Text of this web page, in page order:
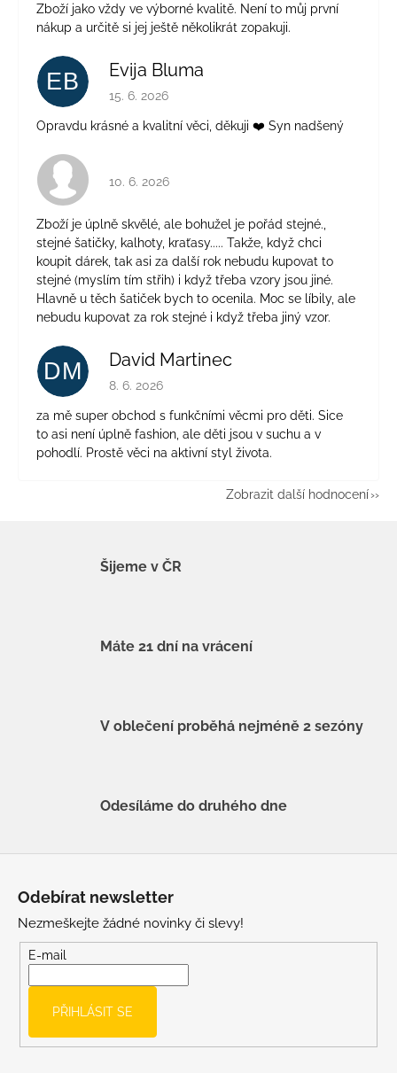
Zboží jako vždy ve výborné kvalitě. Není to můj první
nákup a určitě si jej ještě několikrát zopakuji.
EB Evija Bluma
Hodnocení obchodu je 5 z 5 hvězdiček.
15. 6. 2026
Opravdu krásné a kvalitní věci, děkuji ❤️ Syn nadšený
Hodnocení obchodu je 4 z 5 hvězdiček.
10. 6. 2026
Zboží je úplně skvělé, ale bohužel je pořád stejné.,
stejné šatičky, kalhoty, kraťasy..... Takže, když chci
koupit dárek, tak asi za další rok nebudu kupovat to
stejné (myslím tím střih) i když třeba vzory jsou jiné.
Hlavně u těch šatiček bych to ocenila. Moc se líbily, ale
nebudu kupovat za rok stejné i když třeba jiný vzor.
DM David Martinec
Hodnocení obchodu je 5 z 5 hvězdiček.
8. 6. 2026
za mě super obchod s funkčními věcmi pro děti. Sice
to asi není úplně fashion, ale děti jsou v suchu a v
pohodlí. Prostě věci na aktivní styl života.
Zobrazit další hodnocení
Šijeme v ČR
Máte 21 dní na vrácení
V oblečení proběhá nejméně 2 sezóny
Odesíláme do druhého dne
Odebírat newsletter
Nezmeškejte žádné novinky či slevy!
E-mail
PŘIHLÁSIT SE